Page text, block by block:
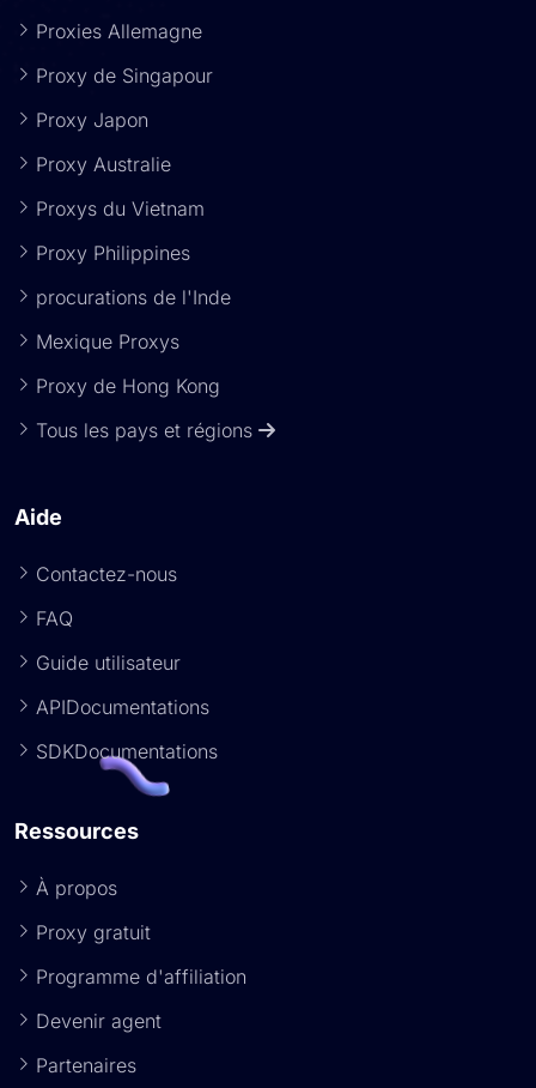
Proxies Allemagne
Proxy de Singapour
Proxy Japon
Proxy Australie
Proxys du Vietnam
Proxy Philippines
procurations de l'Inde
Mexique Proxys
Proxy de Hong Kong
Tous les pays et régions
Aide
Contactez-nous
FAQ
Guide utilisateur
APIDocumentations
SDKDocumentations
Ressources
À propos
Proxy gratuit
Programme d'affiliation
Devenir agent
Partenaires